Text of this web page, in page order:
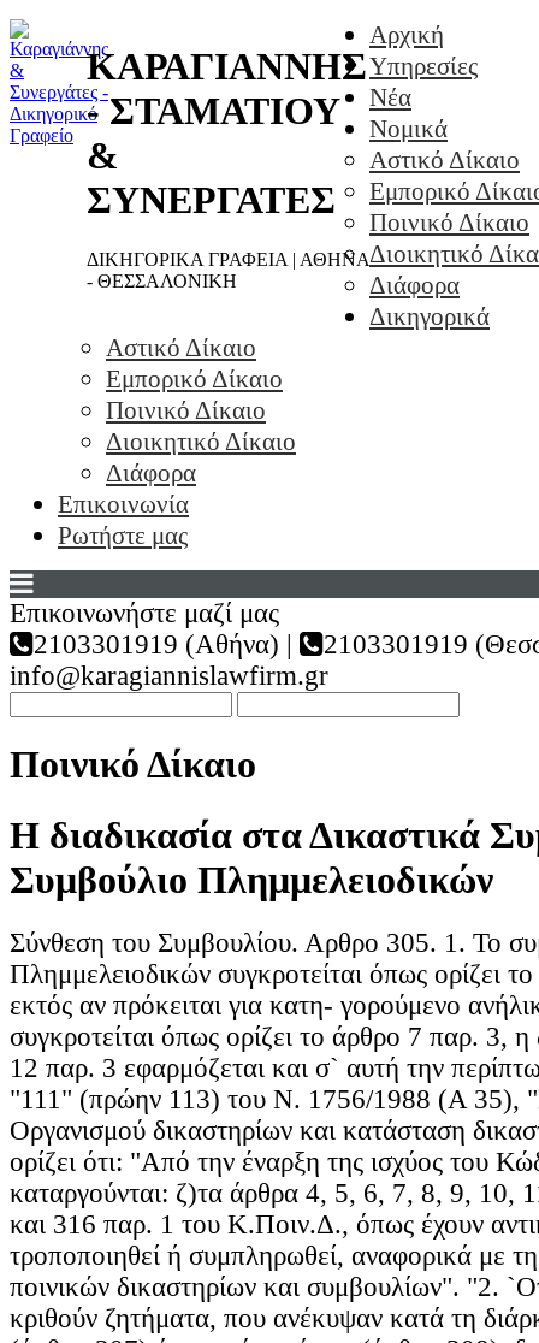
ΚΑΡΑΓΙΑΝΝΗΣ
- ΣΤΑΜΑΤΙΟΥ
&
ΣΥΝΕΡΓΑΤΕΣ
ΔΙΚΗΓΟΡΙΚΑ ΓΡΑΦΕΙΑ | ΑΘΗΝΑ
- ΘΕΣΣΑΛΟΝΙΚΗ
Αρχική
Υπηρεσίες
Νέα
Νομικά
Αστικό Δίκαιο
Εμπορικό
Ποινικό Δίκαιο
Διοικητικό
Διάφορα
Δικηγορικά
Αστικό Δίκαιο
Εμπορικό Δίκαιο
Ποινικό Δίκαιο
Διοικητικό Δίκαιο
Διάφορα
Επικοινωνία
Ρωτήστε μας
Επικοινωνήστε μαζί μας
2103301919 (Αθήνα) |
2103301919
info@karagiannislawfirm.gr
Ποινικό Δίκαιο
Η διαδικασία στα Δικαστικά
Συμβούλιο Πλημμελειοδικών
Σύνθεση του Συμβουλίου. Αρθρο 305. 1. Το
Πλημμελειοδικών συγκροτείται όπως ορίζει
εκτός αν πρόκειται για κατη- γορούμενο
συγκροτείται όπως ορίζει το άρθρο 7 παρ. 3,
12 παρ. 3 εφαρμόζεται και σ` αυτή την
"111" (πρώην 113) του Ν. 1756/1988 (Α 35),
Οργανισμού δικαστηρίων και κατάσταση
ορίζει ότι: "Από την έναρξη της ισχύος του
καταργούνται: ζ)τα άρθρα 4, 5, 6, 7, 8, 9, 10,
και 316 παρ. 1 του Κ.Ποιν.Δ., όπως έχουν
τροποποιηθεί ή συμπληρωθεί, αναφορικά με
ποινικών δικαστηρίων και συμβουλίων". "2.
κριθούν ζητήματα, που ανέκυψαν κατά τη